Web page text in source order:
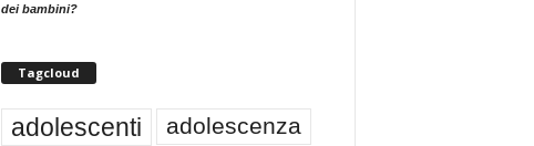
dei bambini?
Tagcloud
adolescenti adolescenza